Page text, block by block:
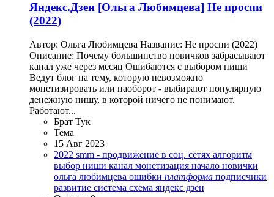
Яндекс.Дзен [Ольга Любимцева] Не проспи
(2022)
Автор: Ольга Любимцева Название: Не проспи (2022)
Описание: Почему большинство новичков забрасывают
канал уже через месяц Ошибаются с выбором ниши
Ведут блог на тему, которую невозможно
монетизировать или наоборот - выбирают популярную
денежную нишу, в которой ничего не понимают.
Работают...
Брат Тук
Тема
15 Авг 2023
2022 smm - продвижение в соц. сетях алгоритм
выбор ниши канал монетизация начало новички
ольга любимцева ошибки платформа подписчики
развитие система схема яндекс дзен